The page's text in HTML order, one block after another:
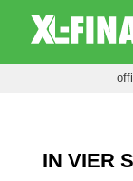
IN VIER